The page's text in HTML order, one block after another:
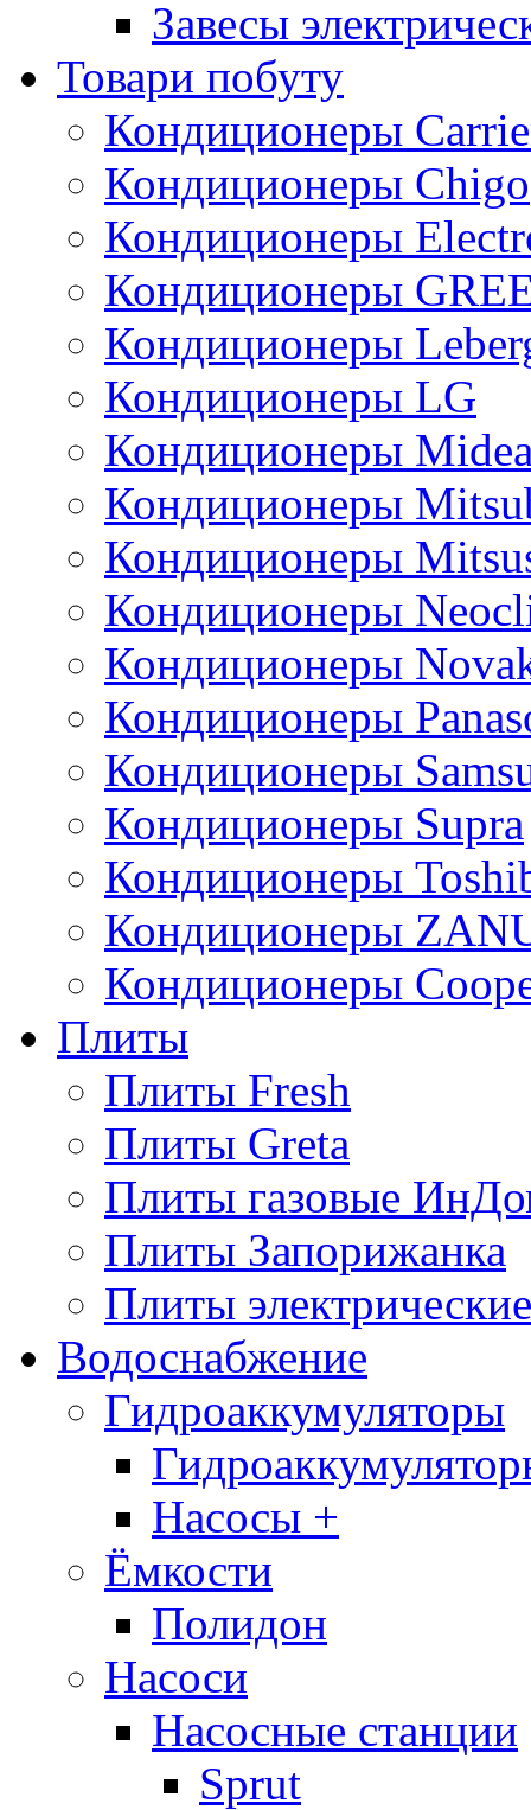
Завесы
Товари побуту
Кондиционеры
Кондиционеры Chigo
Кондиционеры
Кондиционеры
Кондиционеры
Кондиционеры LG
Кондиционеры
Кондиционеры
Кондиционеры
Кондиционеры
Кондиционеры
Кондиционеры
Кондиционеры
Кондиционеры Supra
Кондиционеры
Кондиционеры
Кондиционеры
Плиты
Плиты Fresh
Плиты Greta
Плиты газовые
Плиты Запорижанка
Плиты
Водоснабжение
Гидроаккумуляторы
Насосы +
Ёмкости
Полидон
Насоси
Насосные станции
Sprut